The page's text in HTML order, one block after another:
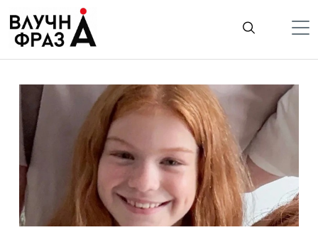
содержимому
Гроші
Життя
Лайфстайл
ТехноНаука
Людина